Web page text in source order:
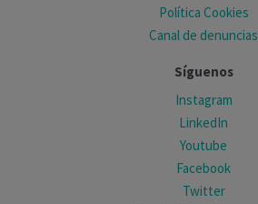
Política Cookies
Canal de denuncias
Síguenos
Instagram
LinkedIn
Youtube
Facebook
Twitter